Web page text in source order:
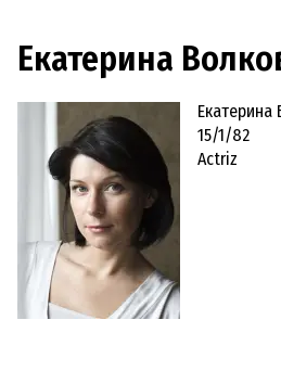
Екатерина
Екатерина
15/1/82
Actriz